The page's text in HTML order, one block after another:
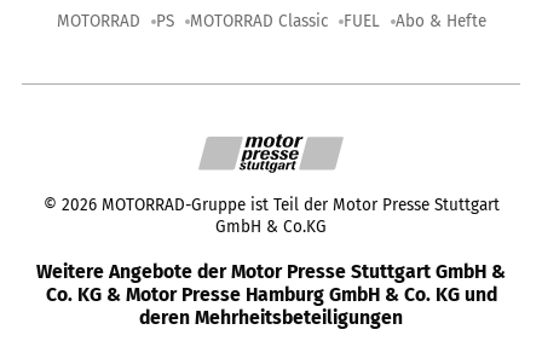
MOTORRAD PS MOTORRAD Classic FUEL Abo & Hefte
© 2026 MOTORRAD-Gruppe ist Teil der Motor Presse Stuttgart
GmbH & Co.KG
Weitere Angebote der Motor Presse Stuttgart GmbH &
Co. KG & Motor Presse Hamburg GmbH & Co. KG und
deren Mehrheitsbeteiligungen